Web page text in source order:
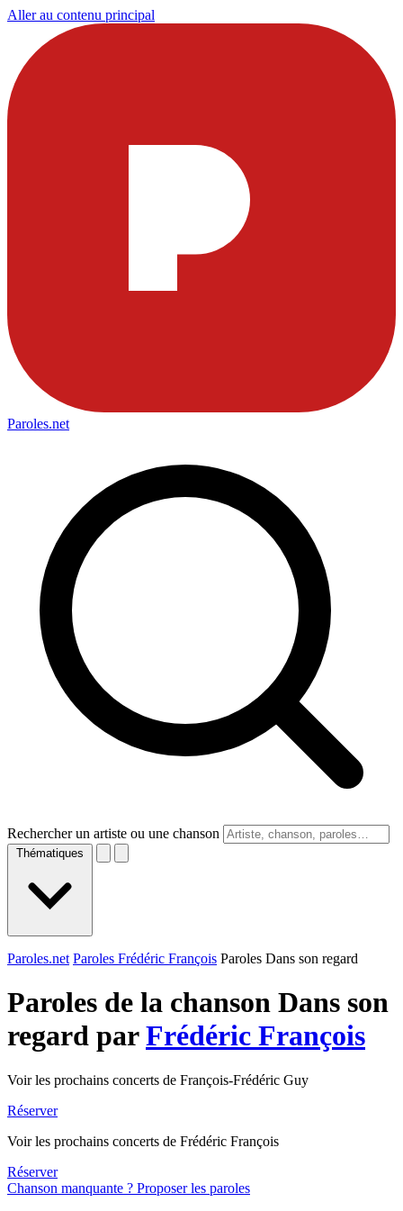
Aller au contenu principal
Paroles.net
Rechercher un artiste ou une chanson
Thématiques
Paroles.net Paroles Frédéric François Paroles Dans son regard
Paroles de la chanson Dans son
regard parFrédéric François
Voir les prochains concerts de François-Frédéric Guy
Réserver
Voir les prochains concerts de Frédéric François
Réserver
Chanson manquante ? Proposer les paroles